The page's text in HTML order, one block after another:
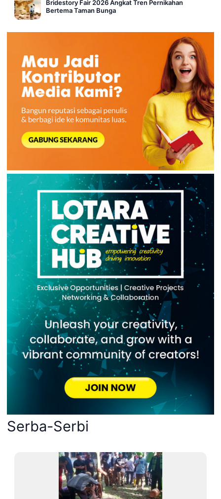
Bridestory Fair 2026 Angkat Tren Pernikahan
Bertema Taman Bunga
Serba-Serbi